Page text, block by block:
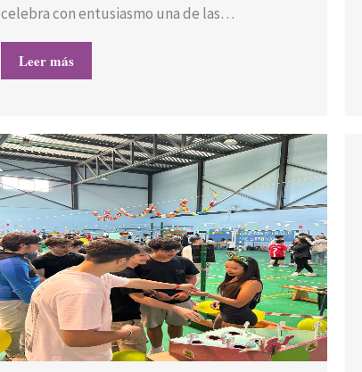
celebra con entusiasmo una de las…
Leer más